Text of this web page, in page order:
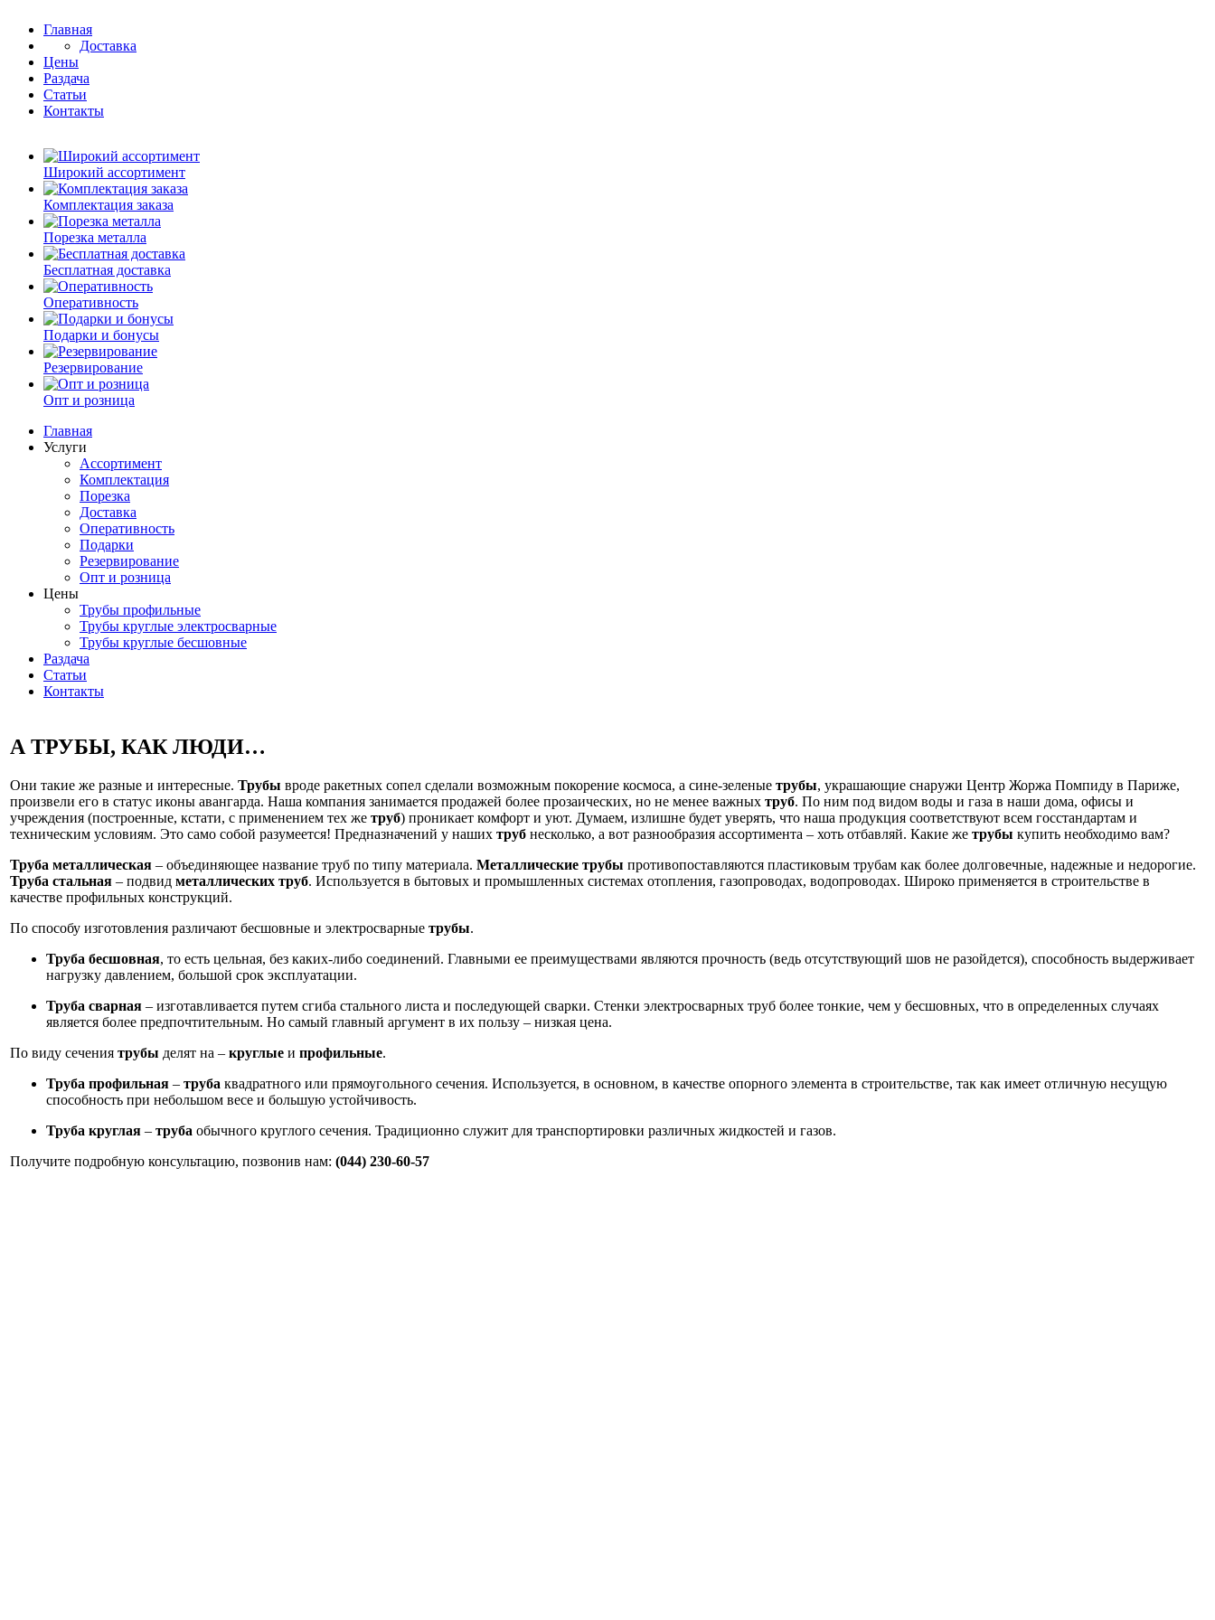
Главная
Доставка
Цены
Раздача
Статьи
Контакты
Широкий ассортимент
Комплектация заказа
Порезка металла
Бесплатная доставка
Оперативность
Подарки и бонусы
Резервирование
Опт и розница
Главная
Услуги
Ассортимент
Комплектация
Порезка
Доставка
Оперативность
Подарки
Резервирование
Опт и розница
Цены
Трубы профильные
Трубы круглые электросварные
Трубы круглые бесшовные
Раздача
Статьи
Контакты
А ТРУБЫ, КАК ЛЮДИ…
Они такие же разные и интересные. Трубы вроде ракетных сопел сделали возможным покорение космоса, а сине-зеленые трубы, украшающие снаружи Центр Жоржа Помпиду в Париже,
произвели его в статус иконы авангарда. Наша компания занимается продажей более прозаических, но не менее важных труб. По ним под видом воды и газа в наши дома, офисы и
учреждения (построенные, кстати, с применением тех же труб) проникает комфорт и уют. Думаем, излишне будет уверять, что наша продукция соответствуют всем госстандартам и
техническим условиям. Это само собой разумеется! Предназначений у наших труб несколько, а вот разнообразия ассортимента – хоть отбавляй. Какие же трубы купить необходимо вам?
Труба металлическая – объединяющее название труб по типу материала. Металлические трубы противопоставляются пластиковым трубам как более долговечные, надежные и недорогие.
Труба стальная – подвид металлических труб. Используется в бытовых и промышленных системах отопления, газопроводах, водопроводах. Широко применяется в строительстве в
качестве профильных конструкций.
По способу изготовления различают бесшовные и электросварные трубы.
Труба бесшовная, то есть цельная, без каких-либо соединений. Главными ее преимуществами являются прочность (ведь отсутствующий шов не разойдется), способность выдерживает
нагрузку давлением, большой срок эксплуатации.
Труба сварная – изготавливается путем сгиба стального листа и последующей сварки. Стенки электросварных труб более тонкие, чем у бесшовных, что в определенных случаях
является более предпочтительным. Но самый главный аргумент в их пользу – низкая цена.
По виду сечения трубы делят на – круглые и профильные.
Труба профильная – труба квадратного или прямоугольного сечения. Используется, в основном, в качестве опорного элемента в строительстве, так как имеет отличную несущую
способность при небольшом весе и большую устойчивость.
Труба круглая – труба обычного круглого сечения. Традиционно служит для транспортировки различных жидкостей и газов.
Получите подробную консультацию, позвонив нам: (044) 230-60-57